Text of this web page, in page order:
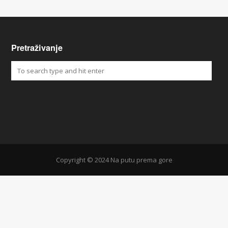
Pretraživanje
Copyright © 2024 Na putu prema gore